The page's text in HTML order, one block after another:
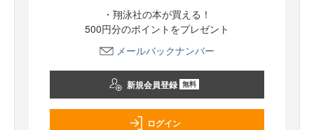
・翔泳社の本が買える！
500円分のポイントをプレゼント
メールバックナンバー
新規会員登録 無料
ログイン